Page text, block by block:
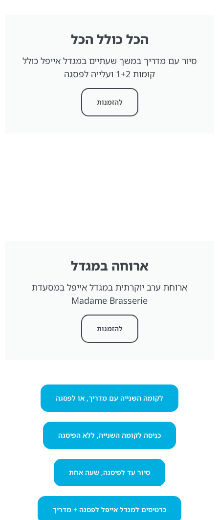
הכל כולל הכל
סיור עם מדריך במשך שעתיים במגדל אייפל כולל
קומות 1+2 ועלייה לפסגה
להזמנות
ארוחה במגדל
ארוחת ערב יוקרתית במגדל אייפל במסעדת
Madame Brasserie
להזמנות
לקומה השנייה עם מדריך, או לפסגה
כניסה לקומה השנייה, ללא הפיסגה
סיור עד לפיסגה, שעה אחת
כרטיסים למגדל אייפל לפסגה + מדריך